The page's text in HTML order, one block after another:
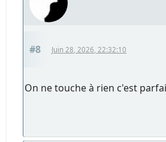
#8 Juin 28, 2026, 22:32:10
On ne touche à rien c'est